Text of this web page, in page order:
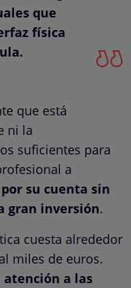
que
física
que está
ni la
suficientes para
a
su cuenta sin
gran inversión.
cuesta alrededor
miles de euros.
atención a las